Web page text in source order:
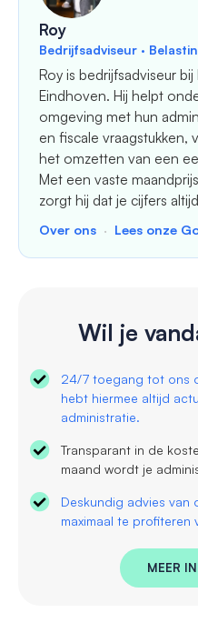
Roy
Bedrijfsadviseur ·
Roy is bedrijfsadviseur
Eindhoven. Hij helpt
omgeving met hun
en fiscale vraagstukken,
het omzetten van een
Met een vaste
zorgt hij dat je cijfers
Over ons · Lees onze
Wil je
24/7 toegang tot ons
hebt hiermee altijd
administratie.
Transparant in de
maand wordt je
Deskundig advies van
maximaal te profiteren
MEER